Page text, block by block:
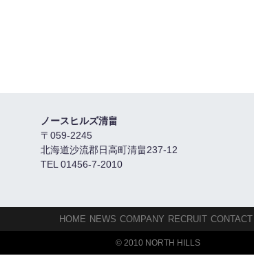
ノースヒルズ清畠
〒059-2245
北海道沙流郡日高町清畠237-12
TEL 01456-7-2010
HOME NEWS COMPANY RECRUIT CONTACT
© 2010 NORTH HILLS